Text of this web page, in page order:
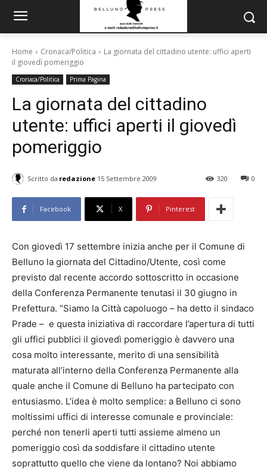
Home Cronaca/Politica
La giornata del cittadino utente: uffici aperti
il giovedì pomeriggio
Cronaca/Politica Prima Pagina
La giornata del cittadino
utente: uffici aperti il giovedì
pomeriggio
Scritto da redazione 15 Settembre 2009 0
320
Facebook X Pinterest
Con giovedì 17 settembre inizia anche per il Comune di
Belluno la giornata del Cittadino/Utente, così come
previsto dal recente accordo sottoscritto in occasione
della Conferenza Permanente tenutasi il 30 giugno in
Prefettura. “Siamo la Città capoluogo – ha detto il sindaco
Prade – e questa iniziativa di raccordare l’apertura di tutti
gli uffici pubblici il giovedì pomeriggio è davvero una
cosa molto interessante, merito di una sensibilità
maturata all’interno della Conferenza Permanente alla
quale anche il Comune di Belluno ha partecipato con
entusiasmo. L’idea è molto semplice: a Belluno ci sono
moltissimi uffici di interesse comunale e provinciale:
perché non tenerli aperti tutti assieme almeno un
pomeriggio così da soddisfare il cittadino utente
soprattutto quello che viene da lontano? Noi abbiamo